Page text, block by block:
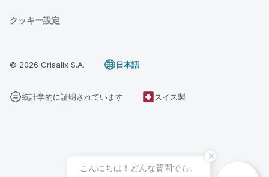
クッキー設定
© 2026 Crisalix S.A. 日本語
統計学的に証明されています スイス製
こんにちは！どんな質問でも。